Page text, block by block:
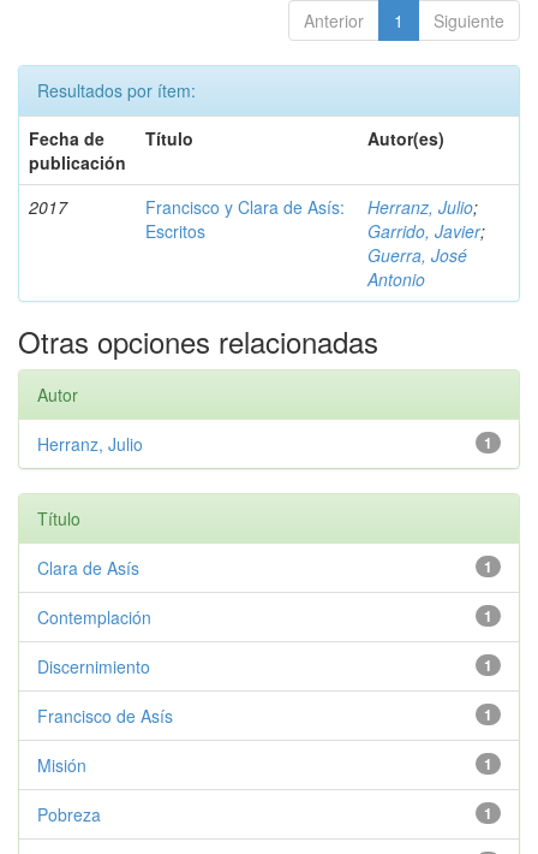
Anterior 1 Siguiente
Resultados por ítem:
Fecha de
publicación
Título Autor(es)
2017
Francisco y Clara de Asís:
Escritos
Herranz, Julio;
Garrido, Javier;
Guerra, José
Antonio
Otras opciones relacionadas
Autor
1
Herranz, Julio
Título
1
Clara de Asís
1
Contemplación
1
Discernimiento
1
Francisco de Asís
1
Misión
1
Pobreza